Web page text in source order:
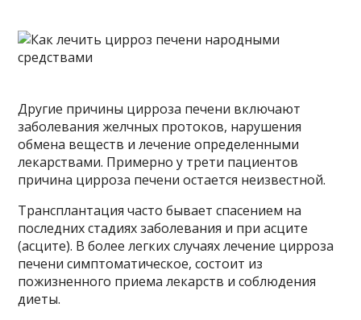
Другие причины цирроза печени включают
заболевания желчных протоков, нарушения
обмена веществ и лечение определенными
лекарствами. Примерно у трети пациентов
причина цирроза печени остается неизвестной.
Трансплантация часто бывает спасением на
последних стадиях заболевания и при асците
(асците). В более легких случаях лечение цирроза
печени симптоматическое, состоит из
пожизненного приема лекарств и соблюдения
диеты.